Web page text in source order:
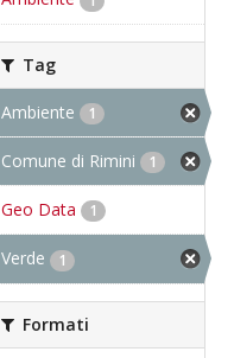
Tag
Ambiente 1
Comune di Rimini 1
Geo Data 1
Verde 1
Formati